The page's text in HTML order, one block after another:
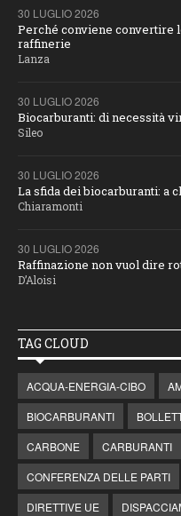
30 LUGLIO 2026
Perché conviene convertire
raffinerie
Lanza
30 LUGLIO 2026
Biocarburanti: di necessità
Sileo
30 LUGLIO 2026
La sfida dei biocarburanti: a
Chiaramonti
30 LUGLIO 2026
Raffinazione non vuol dire
D’Aloisi
TAG CLOUD
ACQUA-ENERGIA-CIBO
BIOCARBURANTI
CARBONE
CARBURANTI
CONFERENZA DELLE PARTI
DIRETTIVE UE